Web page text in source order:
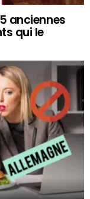
anciennes
qui le